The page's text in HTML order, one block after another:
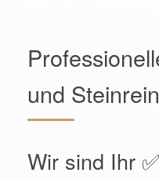
und
Wir sind Ihr